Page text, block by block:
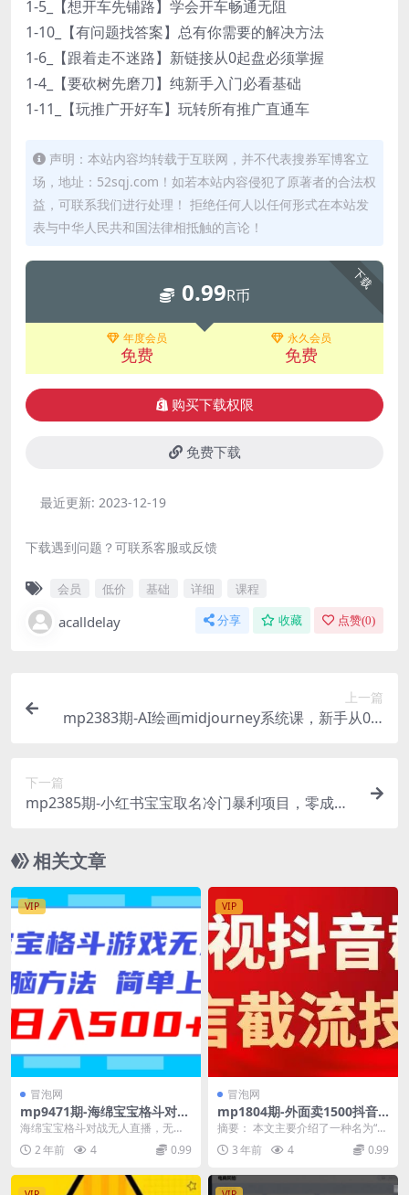
1-5_【想开车先铺路】学会开车畅通无阻
1-10_【有问题找答案】总有你需要的解决方法
1-6_【跟着走不迷路】新链接从0起盘必须掌握
1-4_【要砍树先磨刀】纯新手入门必看基础
1-11_【玩推广开好车】玩转所有推广直通车
声明：本站内容均转载于互联网，并不代表搜券军博客立
场，地址：52sqj.com！如若本站内容侵犯了原著者的合法权
益，可联系我们进行处理！ 拒绝任何人以任何形式在本站发
表与中华人民共和国法律相抵触的言论！
下载
0.99R币
年度会员
免费
永久会员
免费
购买下载权限
免费下载
最近更新: 2023-12-19
下载遇到问题？可联系客服或反馈
会员 低价 基础 详细 课程
acalldelay 分享 收藏 点赞(0)
上一篇
mp2383期-AI绘画midjourney系统课，新手从0-1
下一篇
mp2385期-小红书宝宝取名冷门暴利项目，零成本
门暴利项目，实现零成本创业与持续收益)
相关文章
VIP
冒泡网
mp9471期-海绵宝宝格斗对战
无人直播，无脑玩法，简单上
手，日入500+
海绵宝宝格斗对战无人直播，无脑
玩法，简单上手，日入500+【揭
秘】 项目介绍： ...
2 年前 4 0.99
VIP
冒泡网
mp1804期-外面卖1500抖音
粉丝群无视禁言截流技术，抖
音黑科技，直接引流，0封号
(揭秘抖音黑科技无视禁言，直
摘要： 本文主要介绍了一种名为“抖
音粉丝群无视禁言截流技术”的黑科
技，该技术可以...
3 年前 4 0.99